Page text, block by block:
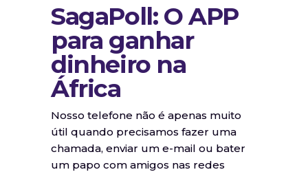
SagaPoll: O APP
para ganhar
dinheiro na
África
Nosso telefone não é apenas muito
útil quando precisamos fazer uma
chamada, enviar um e-mail ou bater
um papo com amigos nas redes